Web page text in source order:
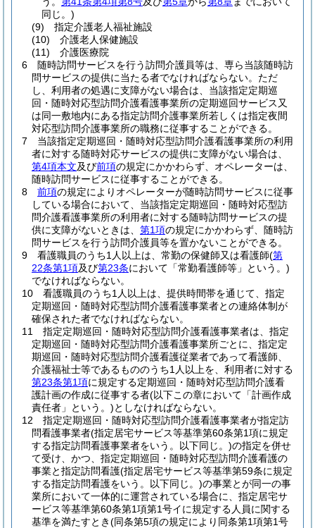
同じ。)
(9)
指定介護老人福祉施設
(10)
介護老人保健施設
(11)
介護医療院
6
随時訪問サービスを行う訪問介護員等は、専ら当該随時訪
問サービスの提供に当たる者でなければならない。 ただ
し、利用者の処遇に支障がない場合は、当該指定定期巡
回・随時対応型訪問介護看護事業所の定期巡回サービス又
は同一敷地内にある指定訪問介護事業所若しくは指定夜間
対応型訪問介護事業所の職務に従事することができる。
7
当該指定定期巡回・随時対応型訪問介護看護事業所の利用
者に対する随時対応サービスの提供に支障がない場合は、
第4項本文及び前項の規定にかかわらず、オペレーターは、
随時訪問サービスに従事することができる。
8
前項の規定によりオペレーターが随時訪問サービスに従事
している場合において、当該指定定期巡回・随時対応型訪
問介護看護事業所の利用者に対する随時訪問サービスの提
供に支障がないときは、 第1項の規定にかかわらず、随時訪
問サービスを行う訪問介護員等を置かないことができる。
9
看護職員のうち1人以上は、常勤の保健師又は看護師(第
22条第1項及び第23条において「常勤看護師等」という。)
でなければならない。
10
看護職員のうち1人以上は、提供時間帯を通じて、指定
定期巡回・随時対応型訪問介護看護事業者との連絡体制が
確保された者でなければならない。
11
指定定期巡回・随時対応型訪問介護看護事業者は、指定
定期巡回・随時対応型訪問介護看護事業所ごとに、指定定
期巡回・随時対応型訪問介護看護従業者であって看護師、
介護福祉士等であるもののうち1人以上を、利用者に対する
第23条第1項に規定する定期巡回・随時対応型訪問介護看
護計画の作成に従事する者(以下この章において「計画作成
責任者」という。)としなければならない。
12
指定定期巡回・随時対応型訪問介護看護事業者が指定訪
問看護事業者(指定居宅サービス等基準第60条第1項に規定
する指定訪問看護事業者をいう。以下同じ。)の指定を併せ
て受け、かつ、指定定期巡回・随時対応型訪問介護看護の
事業と指定訪問看護(指定居宅サービス等基準第59条に規定
する指定訪問看護をいう。以下同じ。)の事業とが同一の事
業所において一体的に運営されている場合に、指定居宅サ
ービス等基準第60条第1項第1号イに規定する人員に関する
基準を満たすとき(同条第5項の規定により同条第1項第1号